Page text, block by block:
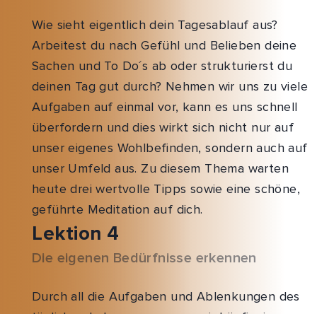
Wie sieht eigentlich dein Tagesablauf aus?
Arbeitest du nach Gefühl und Belieben deine
Sachen und To Do´s ab oder strukturierst du
deinen Tag gut durch? Nehmen wir uns zu viele
Aufgaben auf einmal vor, kann es uns schnell
überfordern und dies wirkt sich nicht nur auf
unser eigenes Wohlbefinden, sondern auch auf
unser Umfeld aus. Zu diesem Thema warten
heute drei wertvolle Tipps sowie eine schöne,
geführte Meditation auf dich.
Lektion 4
Die eigenen Bedürfnisse erkennen
Durch all die Aufgaben und Ablenkungen des